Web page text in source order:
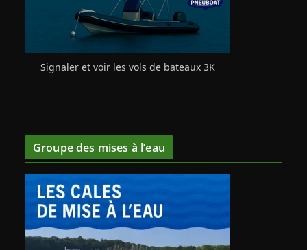
Signaler et voir les vols de bateaux 3K
Groupe des mises à l’eau